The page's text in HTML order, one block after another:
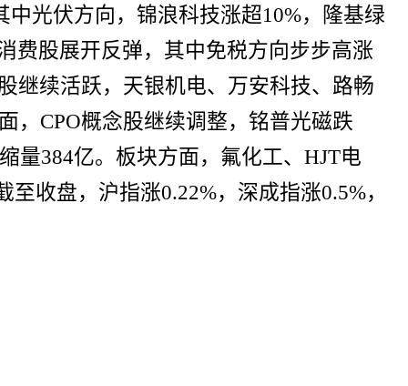
光伏方向，锦浪科技涨超10%，隆基绿
费股展开反弹，其中免税方向步步高涨
继续活跃，天银机电、万安科技、路畅
，CPO概念股继续调整，铭普光磁跌
量384亿。板块方面，氟化工、HJT电
收盘，沪指涨0.22%，深成指涨0.5%，